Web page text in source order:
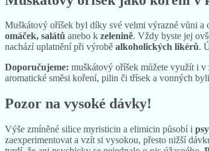
Muškátový oříšek jako koření v
Muškátový oříšek byl díky své velmi výrazné vůni a
omáček, salátůanebo kzelenině. Vždy byste jej
Doporučujeme: muškátový oříšek můžete využít i
Pozor na vysoké dávky!
Výše zmíněné silice myristicin a elimicin působí i